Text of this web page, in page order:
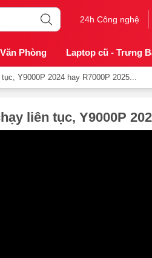
24h Công nghệ
Phòng Laptop cũ - Trưng
Y9000P 2024 hay R7000P 2025...
liên tục, Y9000P